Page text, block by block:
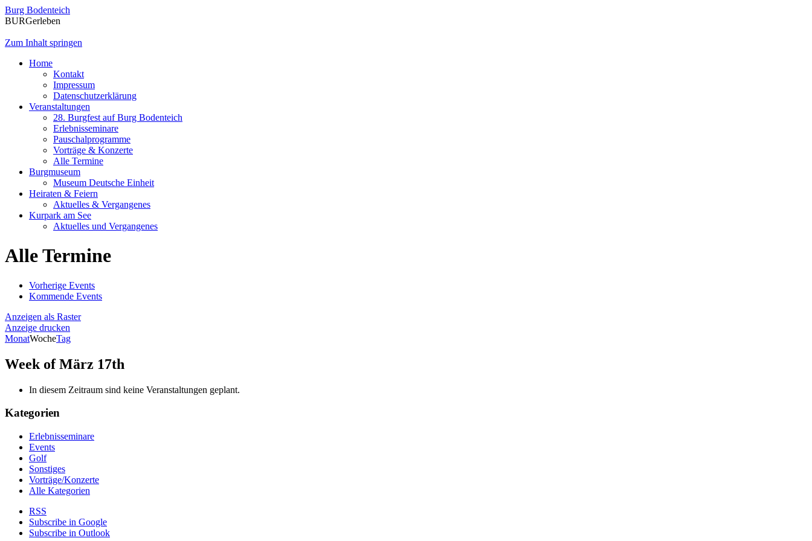
Burg Bodenteich
BURGerleben
Zum Inhalt springen
Home
Kontakt
Impressum
Datenschutzerklärung
Veranstaltungen
28. Burgfest auf Burg Bodenteich
Erlebnisseminare
Pauschalprogramme
Vorträge & Konzerte
Alle Termine
Burgmuseum
Museum Deutsche Einheit
Heiraten & Feiern
Aktuelles & Vergangenes
Kurpark am See
Aktuelles und Vergangenes
Alle Termine
Vorherige Events
Kommende Events
Anzeigen als Raster
Anzeige drucken
MonatWocheTag
Week of März 17th
In diesem Zeitraum sind keine Veranstaltungen geplant.
Kategorien
Erlebnisseminare
Events
Golf
Sonstiges
Vorträge/Konzerte
Alle Kategorien
RSS
Subscribe in Google
Subscribe in Outlook